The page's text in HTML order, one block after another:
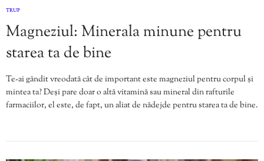
TRUP
Magneziul: Minerala minune pentru
starea ta de bine
Te-ai gândit vreodată cât de important este magneziul pentru corpul și
mintea ta? Deși pare doar o altă vitamină sau mineral din rafturile
farmaciilor, el este, de fapt, un aliat de nădejde pentru starea ta de bine.